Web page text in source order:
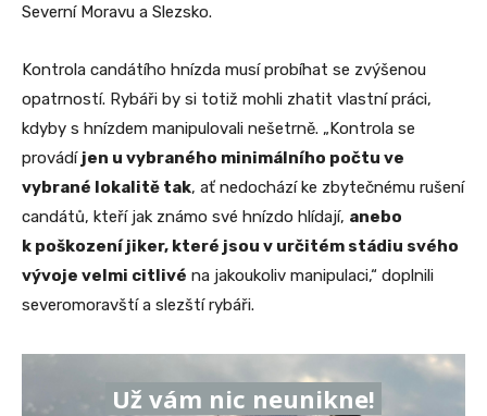
Severní Moravu a Slezsko.
Kontrola candátího hnízda musí probíhat se zvýšenou
opatrností. Rybáři by si totiž mohli zhatit vlastní práci,
kdyby s hnízdem manipulovali nešetrně. „Kontrola se
provádí jen u vybraného minimálního počtu ve
vybrané lokalitě tak, ať nedochází ke zbytečnému rušení
candátů, kteří jak známo své hnízdo hlídají, anebo
k poškození jiker, které jsou v určitém stádiu svého
vývoje velmi citlivé na jakoukoliv manipulaci,“ doplnili
severomoravští a slezští rybáři.
Už vám nic neunikne!